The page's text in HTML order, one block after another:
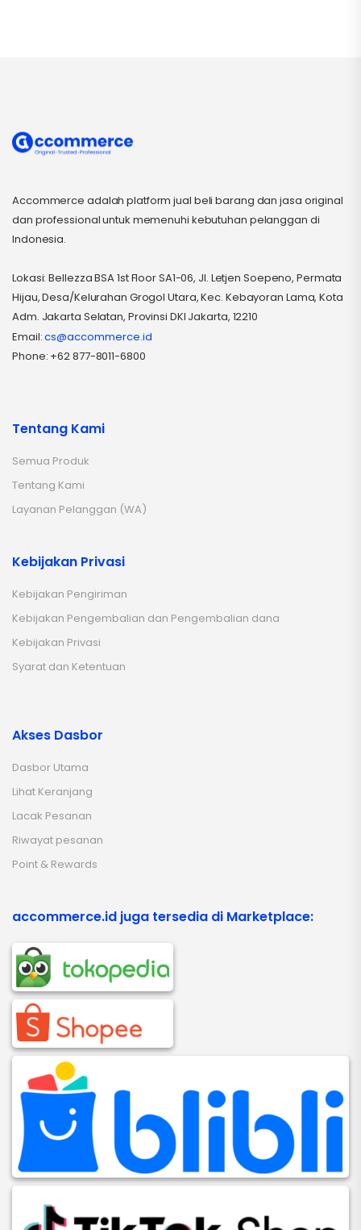
Accommerce adalah platform jual beli barang dan jasa original
dan professional untuk memenuhi kebutuhan pelanggan di
Indonesia.
Lokasi: Bellezza BSA 1st Floor SA1-06, Jl. Letjen Soepeno, Permata
Hijau, Desa/Kelurahan Grogol Utara, Kec. Kebayoran Lama, Kota
Adm. Jakarta Selatan, Provinsi DKI Jakarta, 12210
Email:cs@accommerce.id
Phone: +62 877-8011-6800
Tentang Kami
Semua Produk
Tentang Kami
Layanan Pelanggan (WA)
Kebijakan Privasi
Kebijakan Pengiriman
Kebijakan Pengembalian dan Pengembalian dana
Kebijakan Privasi
Syarat dan Ketentuan
Akses Dasbor
Dasbor Utama
Lihat Keranjang
Lacak Pesanan
Riwayat pesanan
Point & Rewards
accommerce.id juga tersedia di Marketplace: